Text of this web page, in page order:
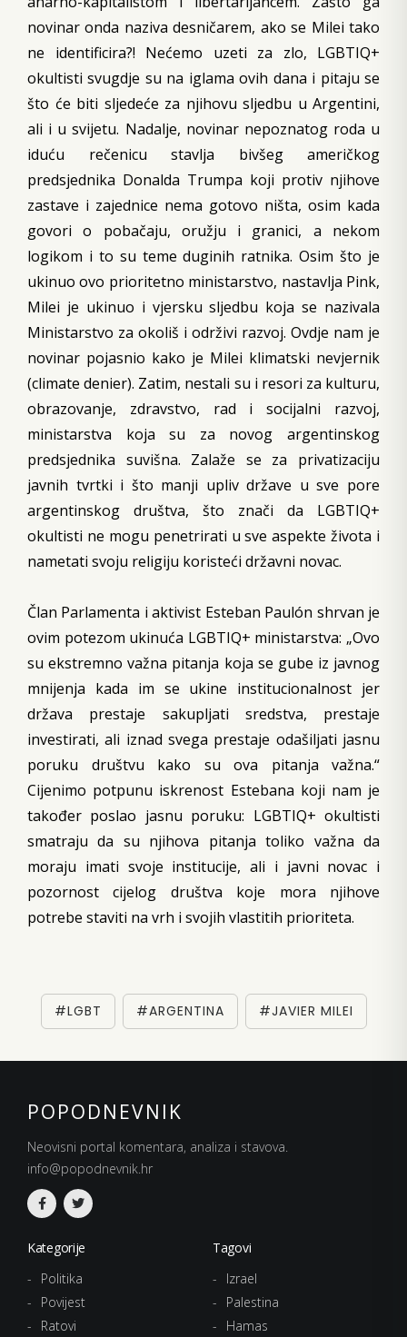
novinar onda naziva desničarem, ako se Milei tako
ne identificira?! Nećemo uzeti za zlo, LGBTIQ+
okultisti svugdje su na iglama ovih dana i pitaju se
što će biti sljedeće za njihovu sljedbu u Argentini,
ali i u svijetu. Nadalje, novinar nepoznatog roda u
iduću rečenicu stavlja bivšeg američkog
predsjednika Donalda Trumpa koji protiv njihove
zastave i zajednice nema gotovo ništa, osim kada
govori o pobačaju, oružju i granici, a nekom
logikom i to su teme duginih ratnika. Osim što je
ukinuo ovo prioritetno ministarstvo, nastavlja Pink,
Milei je ukinuo i vjersku sljedbu koja se nazivala
Ministarstvo za okoliš i održivi razvoj. Ovdje nam je
novinar pojasnio kako je Milei klimatski nevjernik
(climate denier). Zatim, nestali su i resori za kulturu,
obrazovanje, zdravstvo, rad i socijalni razvoj,
ministarstva koja su za novog argentinskog
predsjednika suvišna. Zalaže se za privatizaciju
javnih tvrtki i što manji upliv države u sve pore
argentinskog društva, što znači da LGBTIQ+
okultisti ne mogu penetrirati u sve aspekte života i
nametati svoju religiju koristeći državni novac.
Član Parlamenta i aktivist Esteban Paulón shrvan je
ovim potezom ukinuća LGBTIQ+ ministarstva: „Ovo
su ekstremno važna pitanja koja se gube iz javnog
mnijenja kada im se ukine institucionalnost jer
država prestaje sakupljati sredstva, prestaje
investirati, ali iznad svega prestaje odašiljati jasnu
poruku društvu kako su ova pitanja važna.“
Cijenimo potpunu iskrenost Estebana koji nam je
također poslao jasnu poruku: LGBTIQ+ okultisti
smatraju da su njihova pitanja toliko važna da
moraju imati svoje institucije, ali i javni novac i
pozornost cijelog društva koje mora njihove
potrebe staviti na vrh i svojih vlastitih prioriteta.
#LGBT #ARGENTINA #JAVIER MILEI
POPODNEVNIK
Neovisni portal komentara, analiza i stavova.
info@popodnevnik.hr
Kategorije
Politika
Povijest
Ratovi
Tagovi
Izrael
Palestina
Hamas